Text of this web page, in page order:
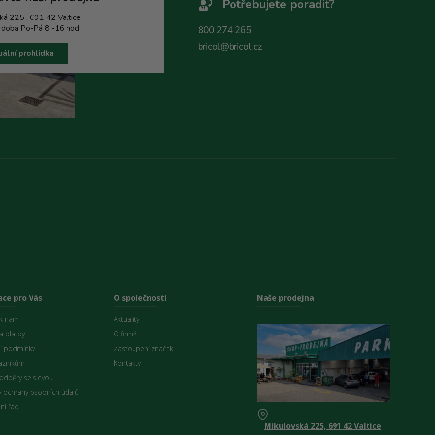
225 , 691 42 Valtice
doba Po-Pá 8 -16 hod
prohlídka
Potřebujete poradit?
800 274 265
bricol@bricol.cz
pro Vás
nám
platby
podmínky
se slevou
ochrany osobních údajů
řád
O společnosti
Aktuality
O firmě
Zastoupení značek
Kontakty
Naše prodejna
Mikulovská 225, 691 42 Valtice